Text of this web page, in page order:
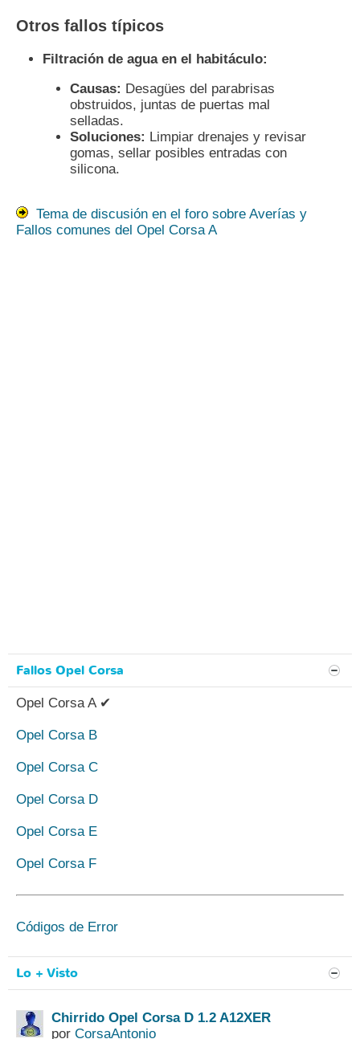
Otros fallos típicos
Filtración de agua en el habitáculo:
Causas: Desagües del parabrisas
obstruidos, juntas de puertas mal
selladas.
Soluciones: Limpiar drenajes y revisar
gomas, sellar posibles entradas con
silicona.
Tema de discusión en el foro sobre Averías y
Fallos comunes del Opel Corsa A
Fallos Opel Corsa
Opel Corsa A ✔
Opel Corsa B
Opel Corsa C
Opel Corsa D
Opel Corsa E
Opel Corsa F
Códigos de Error
Lo + Visto
Chirrido Opel Corsa D 1.2 A12XER
por CorsaAntonio